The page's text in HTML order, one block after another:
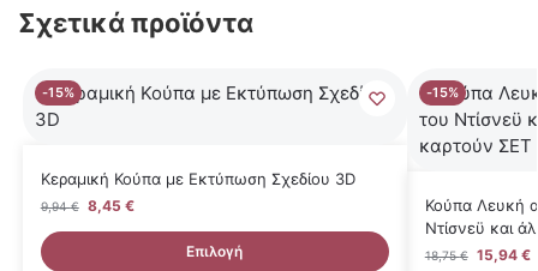
Σχετικά προϊόντα
-15%
Κεραμική Κούπα με Εκτύπωση Σχεδίου 3D
9,94€ 8,45 €
Επιλογή
-15%
Κούπα Λευκή
Ντίσνεϋ και
18,75€ 15,94 €